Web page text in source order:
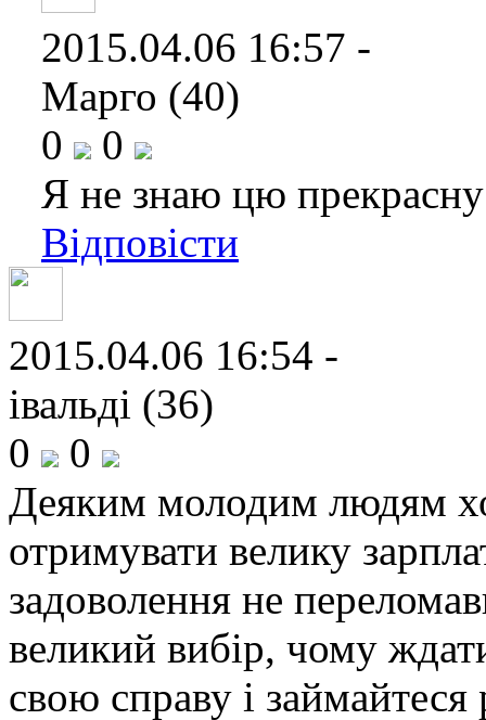
2015.04.06 16:57 -
Марго (40)
0
0
Я не знаю цю
Відповісти
2015.04.06 16:54 -
івальді (36)
0
0
Деяким молодим людям
отримувати велику
задоволення не
великий вибір, чому
свою справу і